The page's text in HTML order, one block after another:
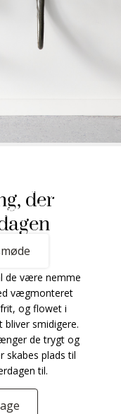
Vi hjælper
der
de være nemme
vægmonteret
og flowet i
bliver smidigere.
de trygt og
skabes plads til
til.